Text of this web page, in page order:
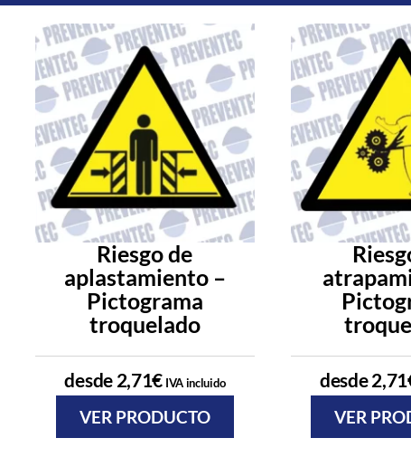
Riesgo de
aplastamiento –
Pictograma
troquelado
desde 2,71€ IVA incluido
VER PRODUCTO
desde2,71
VER